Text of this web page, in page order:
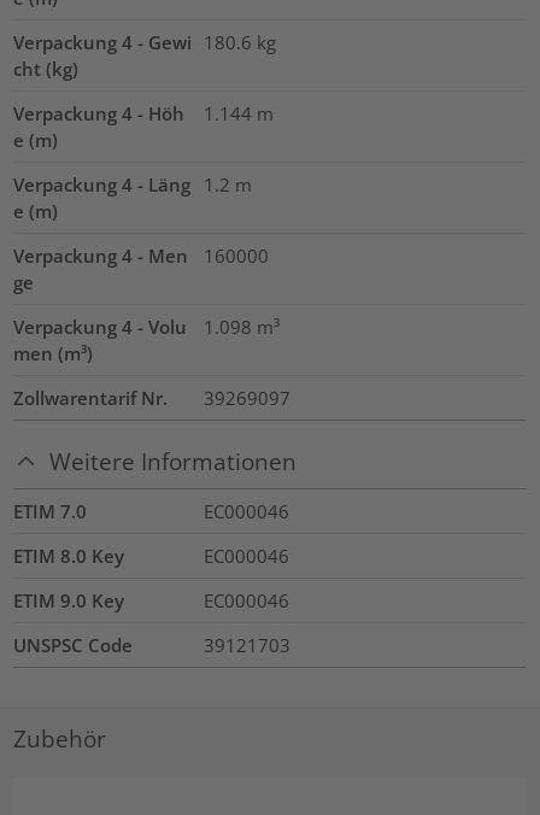
Verpackung 4 - Gewi
cht (kg)
180.6 kg
Verpackung 4 - Höh
e (m)
1.144 m
Verpackung 4 - Läng
e (m)
1.2 m
Verpackung 4 - Men
ge
160000
Verpackung 4 - Volu
men (m³)
1.098 m³
Zollwarentarif Nr. 39269097
Weitere Informationen
ETIM 7.0
EC000046
ETIM 8.0 Key
EC000046
ETIM 9.0 Key
EC000046
UNSPSC Code
39121703
Zubehör